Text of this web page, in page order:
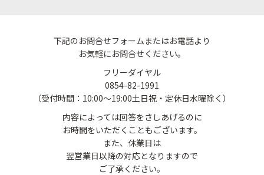
下記のお問合せフォームまたはお電話より
お気軽にお問合せください。
フリーダイヤル
0854-82-1991
（受付時間：10:00～19:00土日祝・定休日水曜除く）
内容によっては回答をさしあげるのに
お時間をいただくこともございます。
また、休業日は
翌営業日以降の対応となりますので
ご了承ください。